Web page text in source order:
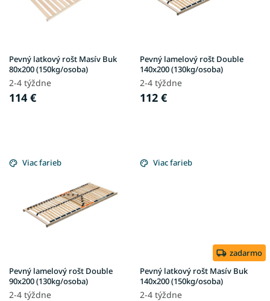
u
k
t
o
Pevný latkový rošt Masív Buk
80x200 (150kg/osoba)
2-4 týždne
114 €
Pevný lamelový rošt Double
140x200 (130kg/osoba)
2-4 týždne
112 €
Viac farieb
Pevný lamelový rošt Double
90x200 (130kg/osoba)
2-4 týždne
Viac farieb
zadarmo
Pevný latkový rošt Masív Buk
140x200 (150kg/osoba)
2-4 týždne